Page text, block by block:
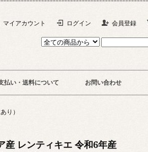
マイアカウント ログイン 会員登録
払い・送料について お問い合わせ
り）
産 レンティキエ 令和6年産